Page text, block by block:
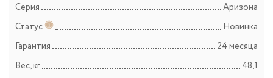
Серия
Аризона
Статус
Новинка
Гарантия
24 месяца
Вес, кг
48,1